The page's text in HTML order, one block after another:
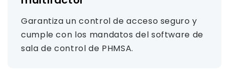
Garantiza un control de acceso seguro y
cumple con los mandatos del software de
sala de control de PHMSA.